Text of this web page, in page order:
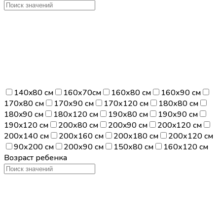
140x80 см 160х70см 160х80 см
160х90 см
170х80 см
170х90 см 170х120 см
180х80 см
180x90 см
180х120 см 190х80 см
190х90 см
190x120 см
200х80 см 200x90 см
200x120 см
200х140 см
200х160 см 200х180 см
200х120 см
90х200 см
200х90 см 150х80 см
160х120 см
Возраст ребенка